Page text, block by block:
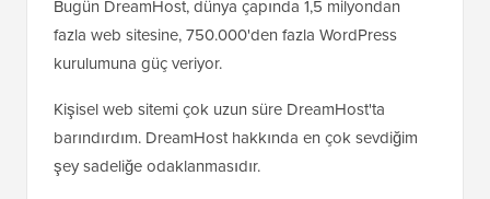
Bugün DreamHost, dünya çapında 1,5 milyondan
fazla web sitesine, 750.000'den fazla WordPress
kurulumuna güç veriyor.
Kişisel web sitemi çok uzun süre DreamHost'ta
barındırdım. DreamHost hakkında en çok sevdiğim
şey sadeliğe odaklanmasıdır.